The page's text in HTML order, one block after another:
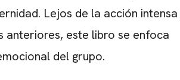
Lejos de la acción intensa
anteriores, este libro se enfoca
del grupo.
CARREGANDO PUBLICIDADE